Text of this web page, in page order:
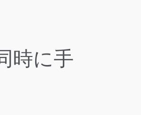
時に手